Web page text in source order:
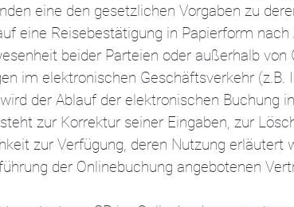
eine den gesetzlichen Vorgaben zu
eine Reisebestätigung in Papierform
beider Parteien oder außerhalb von
im elektronischen Geschäftsverkehr
der Ablauf der elektronischen Buchung
zur Korrektur seiner Eingaben, zur
zur Verfügung, deren Nutzung erläutert
der Onlinebuchung angebotenen